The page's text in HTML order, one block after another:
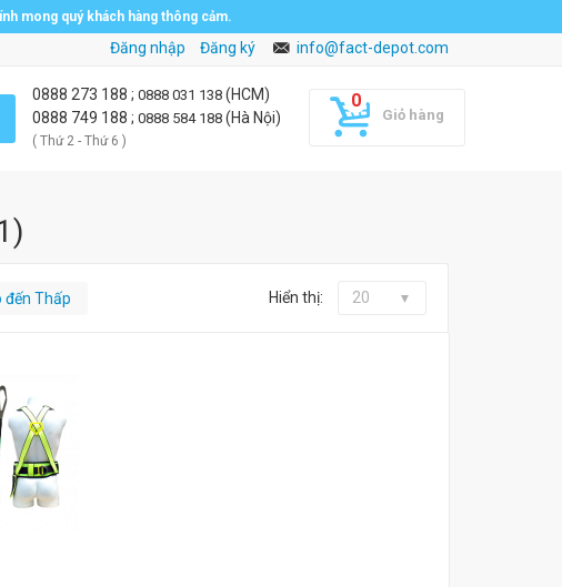
mong quý khách hàng thông cảm.
Đăng nhập Đăng ký info@fact-depot.com
Giỏ hàng
0888 273 188 ; 0888 031 138 (HCM)
0888 749 188 ; 0888 584 188 (Hà Nội)
( Thứ 2 - Thứ 6 )
)
Hiển thị: 20
đến Thấp